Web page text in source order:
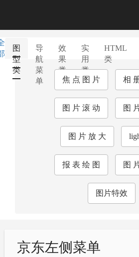
图
型
类
导
航
菜
单
效
果
类
实
用
类
HTML
类
焦 点 图 片
相
图 片 滚 动 图
图 片 放 大
报 表 绘 图 图
图片特效
京东左侧菜单